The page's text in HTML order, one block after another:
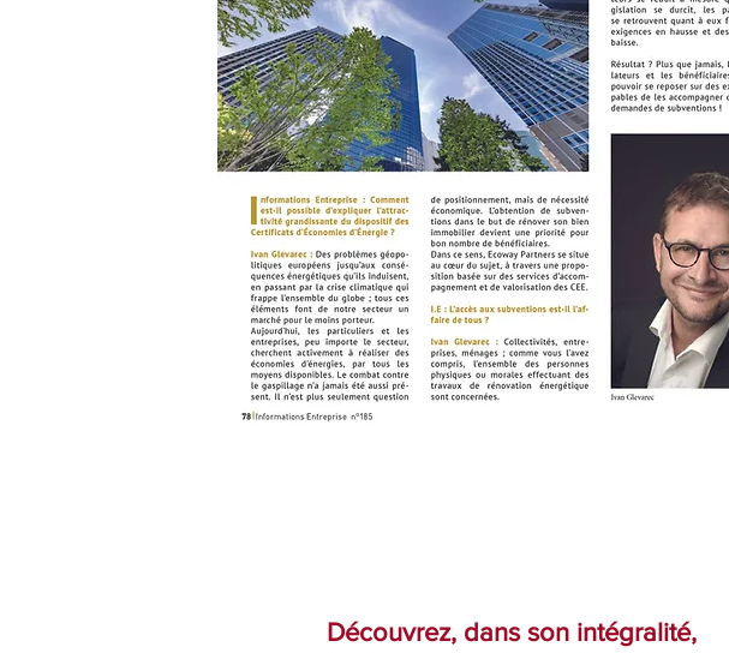
Découvrez, dans son intégralité,